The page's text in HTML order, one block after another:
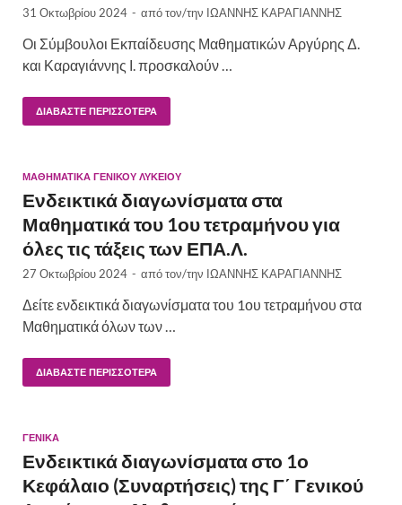
31 Οκτωβρίου 2024 - από τον/την ΙΩΑΝΝΗΣ ΚΑΡΑΓΙΑΝΝΗΣ
Οι Σύμβουλοι Εκπαίδευσης Μαθηματικών Αργύρης Δ.
και Καραγιάννης Ι. προσκαλούν …
ΔΙΑΒΆΣΤΕ ΠΕΡΙΣΣΌΤΕΡΑ
ΜΑΘΗΜΑΤΙΚΆ ΓΕΝΙΚΟΎ ΛΥΚΕΊΟΥ
Ενδεικτικά διαγωνίσματα στα
Μαθηματικά του 1ου τετραμήνου για
όλες τις τάξεις των ΕΠΑ.Λ.
27 Οκτωβρίου 2024 - από τον/την ΙΩΑΝΝΗΣ ΚΑΡΑΓΙΑΝΝΗΣ
Δείτε ενδεικτικά διαγωνίσματα του 1ου τετραμήνου στα
Μαθηματικά όλων των …
ΔΙΑΒΆΣΤΕ ΠΕΡΙΣΣΌΤΕΡΑ
ΓΕΝΙΚΆ
Ενδεικτικά διαγωνίσματα στο 1ο
Κεφάλαιο (Συναρτήσεις) της Γ΄ Γενικού